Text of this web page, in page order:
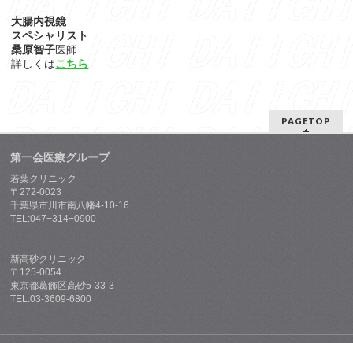
大腸内視鏡
スペシャリスト
桑原智子医師
詳しくはこちら
PAGETOP
第一会医療グループ
若葉クリニック
〒272-0023
千葉県市川市南八幡4-10-16
TEL:047−314−0900
新高砂クリニック
〒125-0054
東京都葛飾区高砂5-33-3
TEL:03-3609-6800